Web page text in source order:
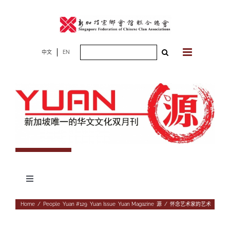
中文 EN
Toggle
专题Home / People, Yuan #129, Yuan Issue, Yuan Magazine, 源 / 怀念艺术家的艺术